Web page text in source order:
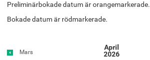
Preliminärbokade datum är orangemarkerade.
Bokade datum är rödmarkerade.
Mars
April
2026